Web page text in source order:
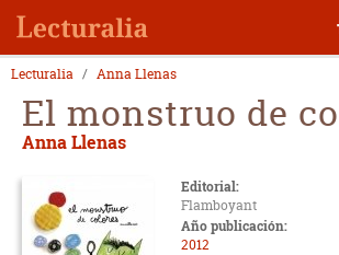
Lecturalia Anna Llenas
El monstruo de
Anna Llenas
Editorial:
Flamboyant
Año publicación:
2012